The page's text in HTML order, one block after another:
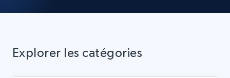
Explorer les catégories